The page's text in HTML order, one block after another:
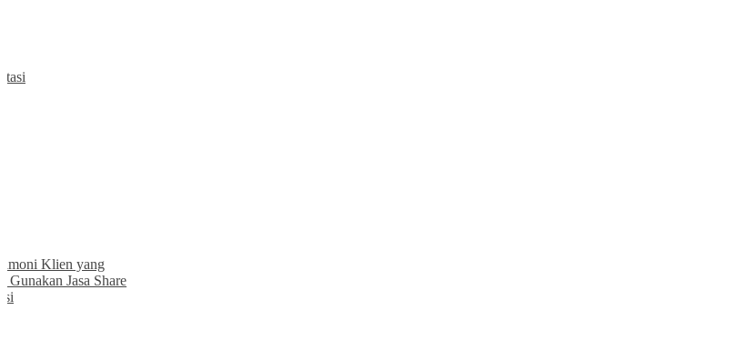
Menggunakan Reputasi Bisnis untuk
Meningkatkan Efektivitas Iklan dan